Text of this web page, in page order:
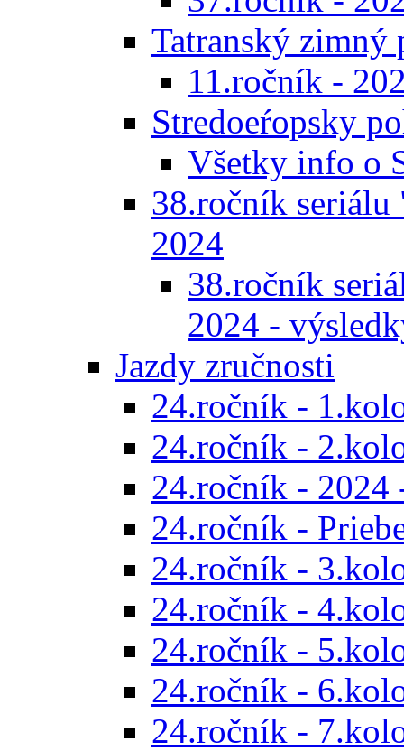
Tatranský zimný
11.ročník -
Stredoeŕopsky
Všetky info o
38.ročník
2024
38.ročník
2024 -
Jazdy zručnosti
24.ročník -
24.ročník -
24.ročník - 2024
24.ročník -
24.ročník -
24.ročník -
24.ročník -
24.ročník -
24.ročník -